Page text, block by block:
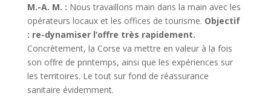
M.-A. M. : Nous travaillons main dans la main avec les
opérateurs locaux et les offices de tourisme. Objectif
: re-dynamiser l’offre très rapidement.
Concrètement, la Corse va mettre en valeur à la fois
son offre de printemps, ainsi que les expériences sur
les territoires. Le tout sur fond de réassurance
sanitaire évidemment.